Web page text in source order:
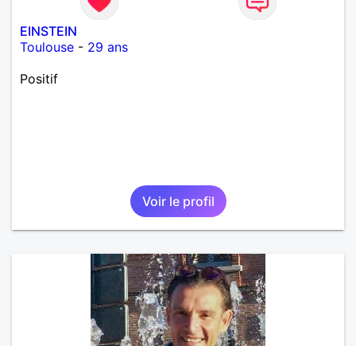
EINSTEIN
Toulouse - 29 ans
Positif
Voir le profil